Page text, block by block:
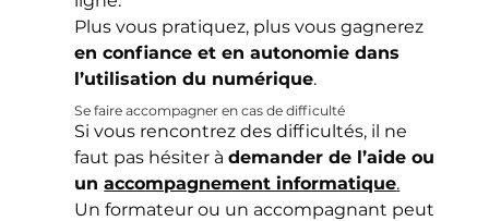
Plus vous pratiquez, plus vous gagnerez
en confiance et en autonomie dans
l’utilisation du numérique.
Se faire accompagner en cas de difficulté
Si vous rencontrez des difficultés, il ne
faut pas hésiter àdemander de l’aide ou
unaccompagnement informatique.
Un formateur ou un accompagnant peut